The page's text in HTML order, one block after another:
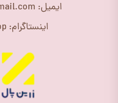
ایمیل: purehome1399@gmail.com
اینستاگرام: purehome_shop@